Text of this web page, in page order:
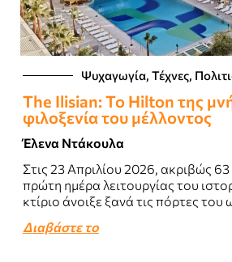
Ψυχαγωγία, Τέχνες,
The Ilisian: Το Hilton της
φιλοξενία του μέλλοντος
Έλενα Ντάκουλα
Στις 23 Απριλίου 2026, ακριβώς
πρώτη ημέρα λειτουργίας του
κτίριο άνοιξε ξανά τις πόρτες
Διαβάστε το